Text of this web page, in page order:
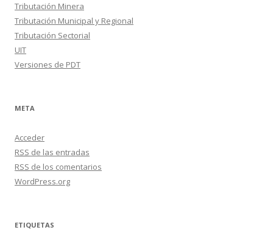
Tributación Minera
Tributación Municipal y Regional
Tributación Sectorial
UIT
Versiones de PDT
META
Acceder
RSS de las entradas
RSS de los comentarios
WordPress.org
ETIQUETAS